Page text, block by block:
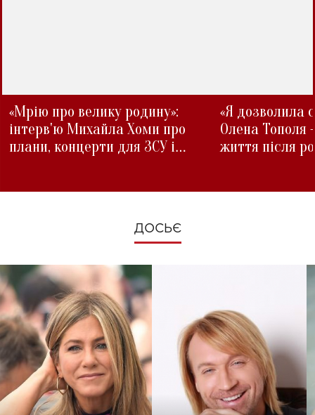
«Мрію про велику родину»:
інтерв'ю Михайла Хоми про
плани, концерти для ЗСУ і
«Я дозволила
Олена Тополя
життя після
ДОСЬЄ